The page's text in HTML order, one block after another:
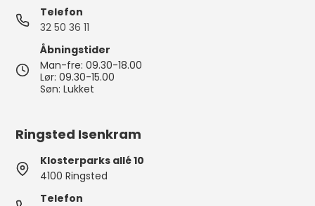
Telefon
32 50 36 11
Åbningstider
Man-fre: 09.30-18.00
Lør: 09.30-15.00
Søn: Lukket
Ringsted Isenkram
Klosterparks allé 10
4100 Ringsted
Telefon